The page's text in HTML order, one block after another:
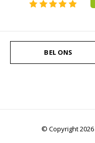
BEL ONS
© Copyright2026